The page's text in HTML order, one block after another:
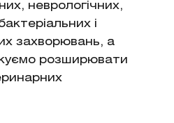
неврологічних,
і
захворювань, а
розширювати